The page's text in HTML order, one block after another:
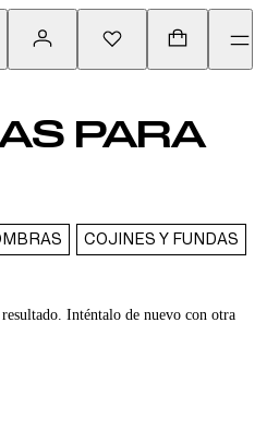
PARA
COJINES Y FUNDAS
Inténtalo de nuevo con otra